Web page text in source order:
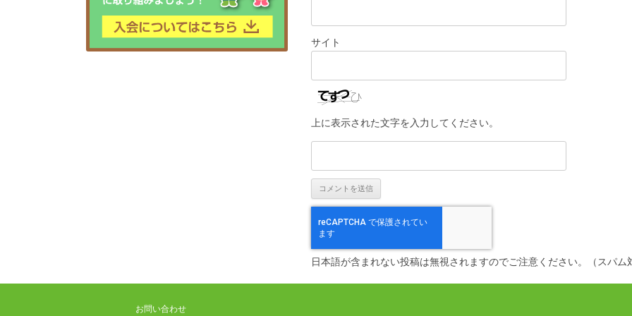
サイト
上に表示された文字を入力してください。
日本語が含まれない投稿は無視されますのでご注意ください。（スパム
お問い合わせ